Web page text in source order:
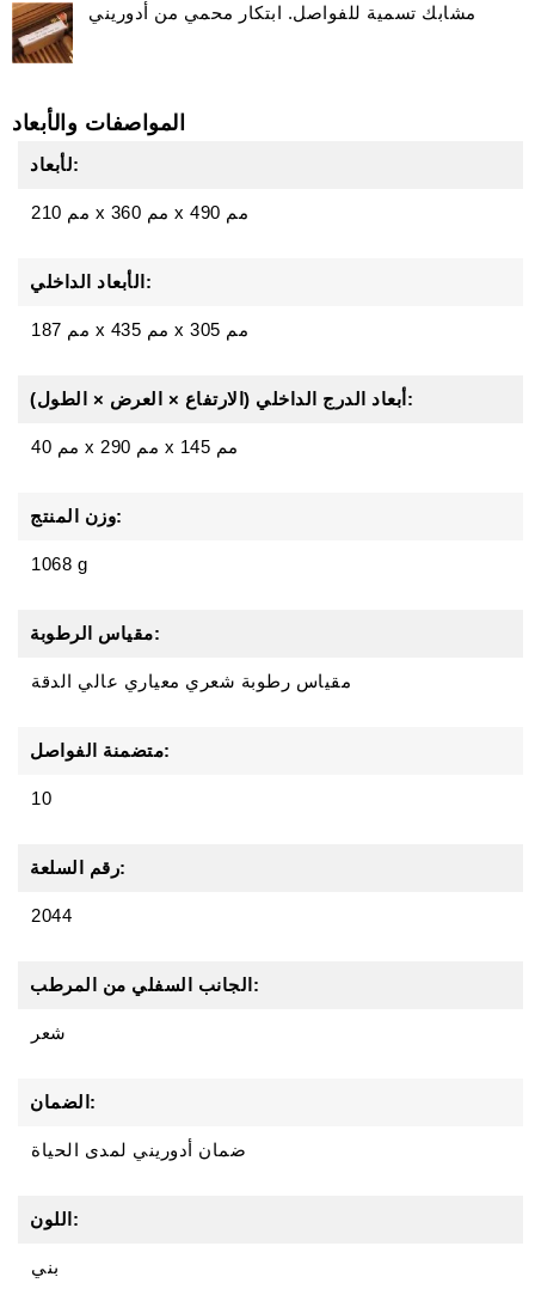
مشابك تسمية للفواصل. ابتكار محمي من أدوريني
المواصفات والأبعاد
لأبعاد:
210 مم x 360 مم x 490 مم
الأبعاد الداخلي:
187 مم x 435 مم x 305 مم
أبعاد الدرج الداخلي (الارتفاع × العرض × الطول):
40 مم x 290 مم x 145 مم
وزن المنتج:
1068 g
مقياس الرطوبة:
مقياس رطوبة شعري معياري عالي الدقة
متضمنة الفواصل:
10
رقم السلعة:
2044
الجانب السفلي من المرطب:
شعر
الضمان:
ضمان أدوريني لمدى الحياة
اللون:
بني